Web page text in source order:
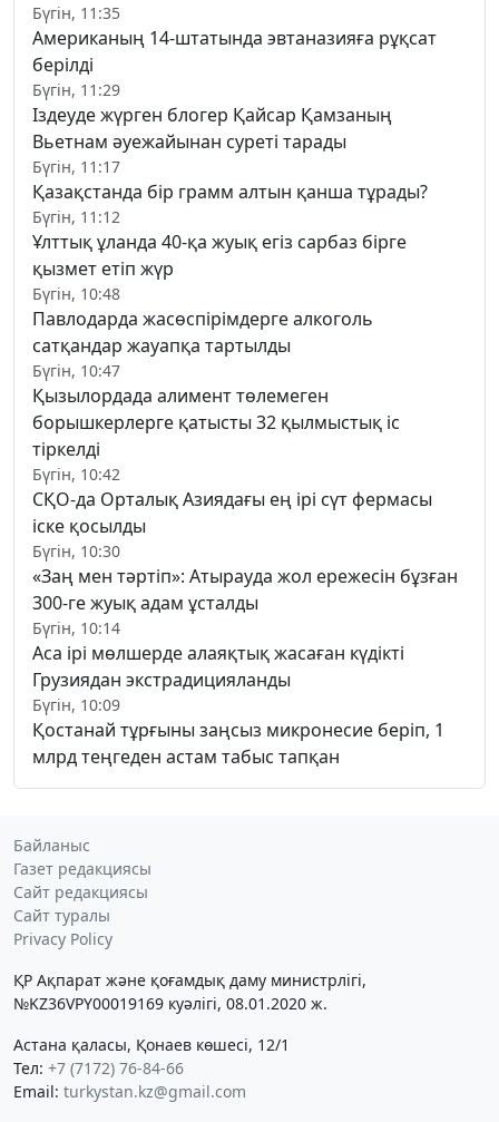
Бүгін, 11:35
Американың 14-штатында эвтаназияға рұқсат
берілді
Бүгін, 11:29
Іздеуде жүрген блогер Қайсар Қамзаның
Вьетнам әуежайынан суреті тарады
Бүгін, 11:17
Қазақстанда бір грамм алтын қанша тұрады?
Бүгін, 11:12
Ұлттық ұланда 40-қа жуық егіз сарбаз бірге
қызмет етіп жүр
Бүгін, 10:48
Павлодарда жасөспірімдерге алкоголь
сатқандар жауапқа тартылды
Бүгін, 10:47
Қызылордада алимент төлемеген
борышкерлерге қатысты 32 қылмыстық іс
тіркелді
Бүгін, 10:42
СҚО-да Орталық Азиядағы ең ірі сүт фермасы
іске қосылды
Бүгін, 10:30
«Заң мен тәртіп»: Атырауда жол ережесін бұзған
300-ге жуық адам ұсталды
Бүгін, 10:14
Аса ірі мөлшерде алаяқтық жасаған күдікті
Грузиядан экстрадицияланды
Бүгін, 10:09
Қостанай тұрғыны заңсыз микронесие беріп, 1
млрд теңгеден астам табыс тапқан
Байланыс
Газет редакциясы
Сайт редакциясы
Сайт туралы
Privacy Policy
ҚР Ақпарат және қоғамдық даму министрлігі,
№KZ36VPY00019169 куәлігі, 08.01.2020 ж.
Астана қаласы, Қонаев көшесі, 12/1
Тел: +7 (7172) 76-84-66
Email: turkystan.kz@gmail.com